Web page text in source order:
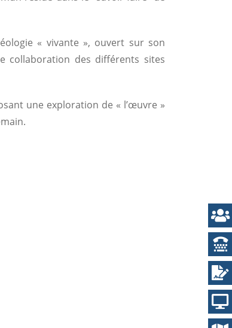
« vivante », ouvert sur son
collaboration des différents sites
une exploration de « l’œuvre »